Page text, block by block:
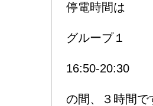
停電時間は
グループ１
16:50-20:30
の間、３時間で